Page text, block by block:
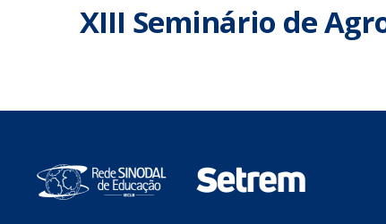
XIII Seminário de